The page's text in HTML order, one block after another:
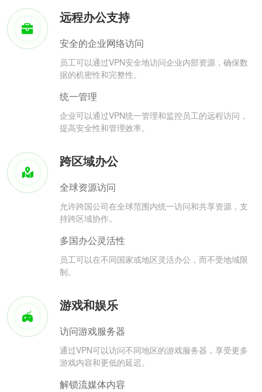
远程办公支持
安全的企业网络访问
员工可以通过VPN安全地访问企业内部资源，确保数
据的机密性和完整性。
统一管理
企业可以通过VPN统一管理和监控员工的远程访问，
提高安全性和管理效率。
跨区域办公
全球资源访问
允许跨国公司在全球范围内统一访问和共享资源，支
持跨区域协作。
多国办公灵活性
员工可以在不同国家或地区灵活办公，而不受地域限
制。
游戏和娱乐
访问游戏服务器
通过VPN可以访问不同地区的游戏服务器，享受更多
游戏内容和更低的延迟。
解锁流媒体内容